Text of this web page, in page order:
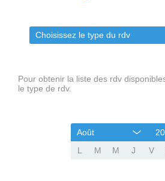
Choisissez le type du rdv
Pour obtenir la liste des rdv
le type de rdv.
Août
L
M M J V